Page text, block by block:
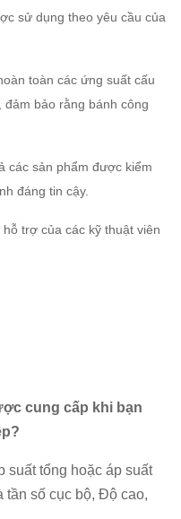
45827
~
54351
45 ~
sử dụng theo yêu cầu của
toàn các ứng suất cấu
bảo rằng bánh công
các sản phẩm được kiểm
đáng tin cậy.
trợ của các kỹ thuật viên
cung cấp khi bạn
tổng hoặc áp suất
tần số cục bộ, Độ cao,